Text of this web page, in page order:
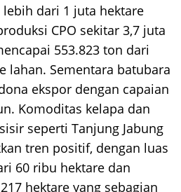
dari 1 juta hektare
CPO sekitar 3,7 juta
553.823 ton dari
lahan. Sementara batubara
ekspor dengan capaian
Komoditas kelapa dan
seperti Tanjung Jabung
tren positif, dengan luas
60 ribu hektare dan
hektare yang sebagian